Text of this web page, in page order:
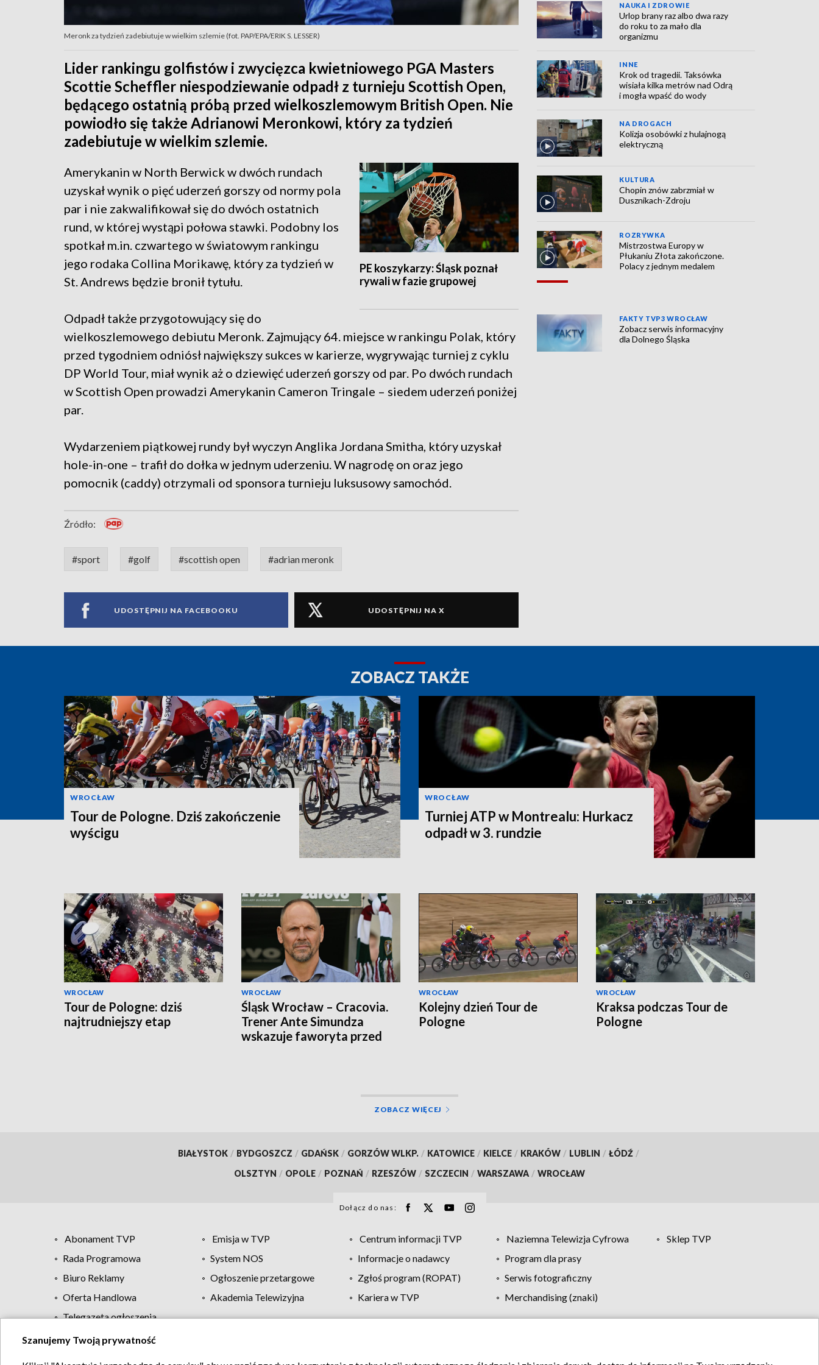
Meronk za tydzień zadebiutuje w wielkim szlemie (fot. PAP/EPA/ERIK S. LESSER)
Lider rankingu golfistów i zwycięzca kwietniowego PGA Masters
Scottie Scheffler niespodziewanie odpadł z turnieju Scottish Open,
będącego ostatnią próbą przed wielkoszlemowym British Open. Nie
powiodło się także Adrianowi Meronkowi, który za tydzień
zadebiutuje w wielkim szlemie.
PE koszykarzy: Śląsk poznał
rywali w fazie grupowej
Amerykanin w North Berwick w dwóch rundach
uzyskał wynik o pięć uderzeń gorszy od normy pola
par i nie zakwalifikował się do dwóch ostatnich
rund, w której wystąpi połowa stawki. Podobny los
spotkał m.in. czwartego w światowym rankingu
jego rodaka Collina Morikawę, który za tydzień w
St. Andrews będzie bronił tytułu.
Odpadł także przygotowujący się do
wielkoszlemowego debiutu Meronk. Zajmujący 64. miejsce w rankingu Polak, który
przed tygodniem odniósł największy sukces w karierze, wygrywając turniej z cyklu
DP World Tour, miał wynik aż o dziewięć uderzeń gorszy od par. Po dwóch rundach
w Scottish Open prowadzi Amerykanin Cameron Tringale – siedem uderzeń poniżej
par.
Wydarzeniem piątkowej rundy był wyczyn Anglika Jordana Smitha, który uzyskał
hole-in-one – trafił do dołka w jednym uderzeniu. W nagrodę on oraz jego
pomocnik (caddy) otrzymali od sponsora turnieju luksusowy samochód.
Źródło:
#sport #golf #scottish open #adrian meronk
UDOSTĘPNIJ NA FACEBOOKU UDOSTĘPNIJ NA X
NAUKA I ZDROWIE
Urlop brany raz albo dwa razy
do roku to za mało dla
organizmu
INNE
Krok od tragedii. Taksówka
wisiała kilka metrów nad Odrą
i mogła wpaść do wody
NA DROGACH
Kolizja osobówki z hulajnogą
elektryczną
KULTURA
Chopin znów zabrzmiał w
Dusznikach-Zdroju
ROZRYWKA
Mistrzostwa Europy w
Płukaniu Złota zakończone.
Polacy z jednym medalem
FAKTY TVP3 WROCŁAW
Zobacz serwis informacyjny
dla Dolnego Śląska
ZOBACZ TAKŻE
WROCŁAW
Tour de Pologne. Dziś zakończenie
wyścigu
WROCŁAW
Turniej ATP w Montrealu: Hurkacz
odpadł w 3. rundzie
WROCŁAW
Tour de Pologne: dziś
najtrudniejszy etap
WROCŁAW
Śląsk Wrocław – Cracovia.
Trener Ante Simundza
wskazuje faworyta przed
WROCŁAW
Kolejny dzień Tour de
Pologne
WROCŁAW
Kraksa podczas Tour de
Pologne
ZOBACZ WIĘCEJ
BIAŁYSTOK / BYDGOSZCZ / GDAŃSK / GORZÓW WLKP. / KATOWICE / KIELCE / KRAKÓW / LUBLIN / ŁÓDŹ /
OLSZTYN / OPOLE / POZNAŃ / RZESZÓW / SZCZECIN / WARSZAWA / WROCŁAW
Dołącz do nas:
Abonament TVP Emisja w TVP Centrum informacji TVP Naziemna Telewizja Cyfrowa
Sklep TVP
Rada Programowa
System NOS Informacje o nadawcy
Program dla prasy
Biuro Reklamy
Ogłoszenie przetargowe Zgłoś program (ROPAT)
Serwis fotograficzny
Oferta Handlowa
Akademia Telewizyjna Kariera w TVP
Merchandising (znaki)
Telegazeta ogłoszenia
Regulamin TVP Polityka prywatności Moje zgody Pomoc Biuro reklamy Kontakt
Szanujemy Twoją prywatność